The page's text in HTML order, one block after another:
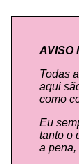
AVISO
Todas
aqui
como
Eu
tanto o
a pena,